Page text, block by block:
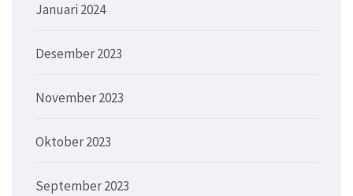
Januari 2024
Desember 2023
November 2023
Oktober 2023
September 2023